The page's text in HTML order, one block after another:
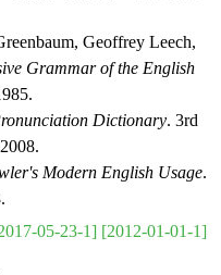
Geoffrey Leech,
Grammar of the English
Dictionary. 3rd
Modern English Usage.
05-23-1] [2012-01-01-1]